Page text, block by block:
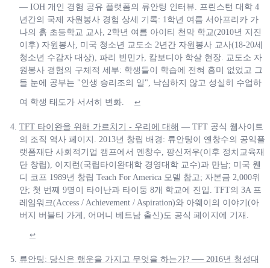
— IOH 개인 경험 공유 플랫폼의 류안팅 인터뷰. 프린스턴 대학 4
년간의 국제 자원봉사 경험 상세 기록: 1학년 여름 서아프리카 가
나의 흙 초등학교 교사, 2학년 여름 아이티 천막 학교(2010년 지진
이후) 자원봉사, 미국 청소년 교도소 2년간 자원봉사 교사(18-20세
청소년 수감자 대상), 파리 빈민가, 캄보디아 학살 현장. 교도소 자
원봉사 경험의 구체적 세부: 학생들이 학습에 전혀 흥미 없었고 그
들 눈에 공부는 "인생 승리조의 일", 낙심하지 않고 성실히 수업하
여 학생 태도가 서서히 변화. ↩
TFT 타이완을 위해 가르치기 - 우리에 대해 — TFT 공식 웹사이트
의 조직 역사 페이지. 2013년 창립 배경: 류안팅이 옌창수의 공익플
랫폼재단 사회적기업 캠프에서 옌창수, 팡신저우(이후 정치교육재
단 창립), 이지런(국립타이완대학 경영대학 교수)과 만남; 미국 웬
디 코프 1989년 창립 Teach For America 모델 참고; 자본금 2,000위
안; 첫 번째 9명이 타이난과 타이둥 8개 학교에 진입. TFT의 3A 프
레임워크(Access / Achievement / Aspiration)와 아웨이의 이야기(아
버지 버블티 가게, 어머니 베트남 출신)도 공식 페이지에 기재.
↩
류안팅: 당신은 행운을 가지고 무엇을 하는가? ── 2016년 청성대